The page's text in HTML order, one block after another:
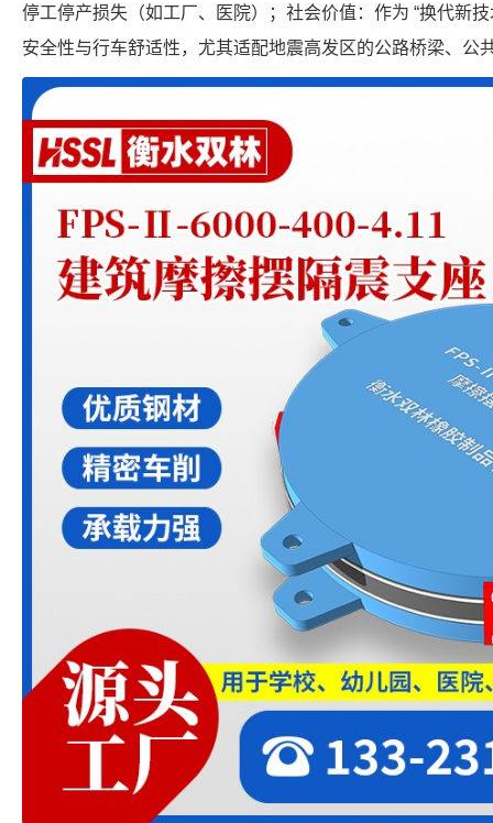
停工停产损失（如工厂、医院）；社会价值：作为 “换代新
安全性与行车舒适性，尤其适配地震高发区的公路桥梁、公